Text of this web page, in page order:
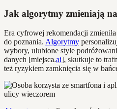
Jak algorytmy zmieniają
Era cyfrowej rekomendacji
do poznania. Algorytmy
wybory, ulubione style
danych [miejsca.ai], skutkuje to
też ryzykiem zamknięcia się w